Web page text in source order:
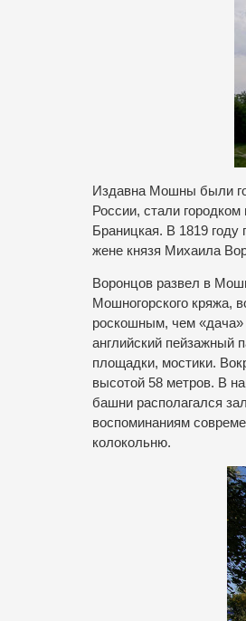
Издавна Мошны были
России, стали
Браницкая. В 1819
жене князя Михаила
Воронцов развел в
Мошногорского кряжа,
роскошным, чем «дача»
английский пейзажный
площадки, мостики.
высотой 58 метров. В
башни располагался
воспоминаниям
колокольню.